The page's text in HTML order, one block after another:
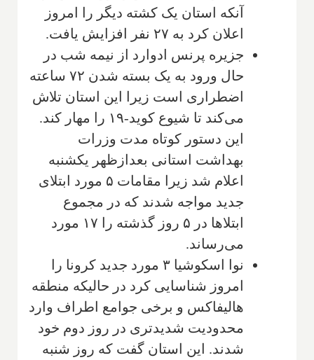
آنکه استان یک کشته دیگر را امروز
اعلان کرد به ۲۷ نفر افزایش یافت.
جزیره پرنس ادوارد از نیمه شب در
حال ورود به یک بسته شدن ۷۲ ساعته
اضطراری است زیرا این استان تلاش
می‌کند تا شیوع کوید-۱۹ را مهار کند.
این دستور کوتاه مدت وزرات
بهداشت استانی بعدازظهر یکشنبه
اعلام شد زیرا مقامات ۵ مورد ابتلای
جدید مواجه شدند که در مجموع
ابتلاها در ۵ روز گذشته را ۱۷ مورد
می‌رساند.
نوا اسکوشیا ۳ مورد جدید کرونا را
امروز شناسایی کرد در حالیکه منطقه
هالیفاکس و برخی جوامع اطراف وارد
محدودیت شدیدتری در روز دوم خود
شدند. این استان گفت كه روز شنبه